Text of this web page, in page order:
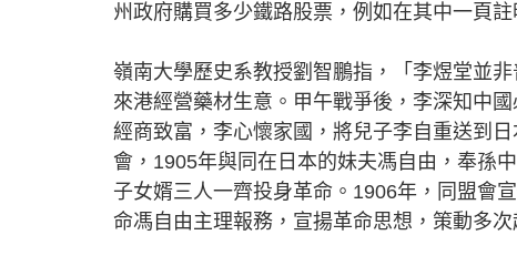
州政府購買多少鐵路股票，例如在其中一頁
嶺南大學歷史系教授劉智鵬指，「李煜堂並
來港經營藥材生意。甲午戰爭後，李深知中
經商致富，李心懷家國，將兒子李自重送到
會，1905年與同在日本的妹夫馮自由，奉孫
子女婿三人一齊投身革命。1906年，同盟會
命馮自由主理報務，宣揚革命思想，策動多